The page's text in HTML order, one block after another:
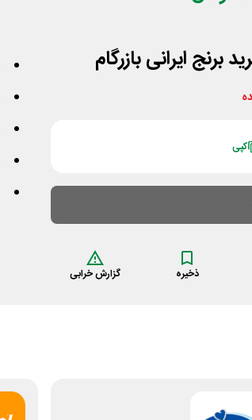
کپی
ذخیره گزارش خرابی